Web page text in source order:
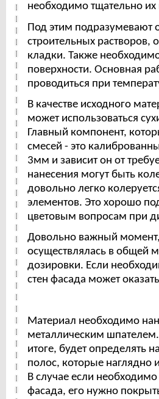
необходимо тщательно их
Под этим подразумевают
строительных растворов,
кладки. Также
поверхности. Основная
проводиться при
В качестве исходного
может использоваться
Главный компонент,
смесей - это
3мм и зависит он от
нанесения могут быть
довольно легко
элементов. Это хорошо
цветовым вопросам при
Довольно важный
осуществлялась в общей
дозировки. Если
стен фасада может
Материал необходимо
металлическим
итоге, будет определять
полос, которые наглядно
В случае если
фасада, его нужно